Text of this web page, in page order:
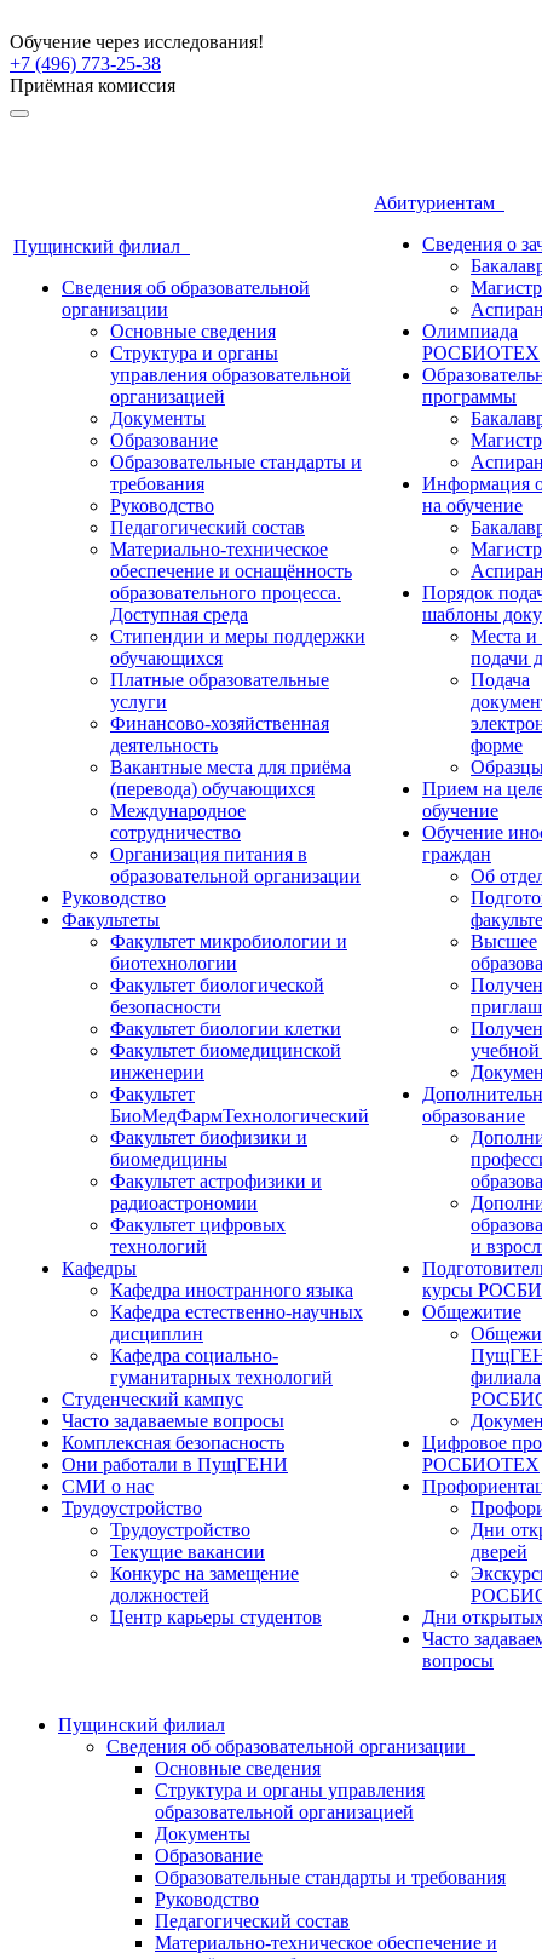
Обучение через исследования!
+7 (496) 773-25-38
Приёмная комиссия
Пущинский филиал
Сведения об образовательной
организации
Основные сведения
Структура и органы
управления образовательной
организацией
Документы
Образование
Образовательные стандарты и
требования
Руководство
Педагогический состав
Материально-техническое
обеспечение и оснащённость
образовательного процесса.
Доступная среда
Стипендии и меры поддержки
обучающихся
Платные образовательные
услуги
Финансово-хозяйственная
деятельность
Вакантные места для приёма
(перевода) обучающихся
Международное
сотрудничество
Организация питания в
образовательной организации
Руководство
Факультеты
Факультет микробиологии и
биотехнологии
Факультет биологической
безопасности
Факультет биологии клетки
Факультет биомедицинской
инженерии
Факультет
БиоМедФармТехнологический
Факультет биофизики и
биомедицины
Факультет астрофизики и
радиоастрономии
Факультет цифровых
технологий
Кафедры
Кафедра иностранного языка
Кафедра естественно-научных
дисциплин
Кафедра социально-
гуманитарных технологий
Студенческий кампус
Часто задаваемые вопросы
Комплексная безопасность
Они работали в ПущГЕНИ
СМИ о нас
Трудоустройство
Трудоустройство
Текущие вакансии
Конкурс на замещение
должностей
Центр карьеры студентов
Абитуриентам
Сведения о
Олимпиада
РОСБИОТЕХ
программы
Информация
на обучение
Порядок
шаблоны
Места и
подачи
Подача
форме
Прием на
обучение
Обучение
граждан
Об
Высшее
образование
и
курсы
Общежитие
филиала
Цифровое
РОСБИОТЕХ
Дни
дверей
Дни
Часто
вопросы
Пущинский филиал
Сведения об образовательной организации
Основные сведения
Структура и органы управления
образовательной организацией
Документы
Образование
Образовательные стандарты и требования
Руководство
Педагогический состав
Материально-техническое обеспечение и